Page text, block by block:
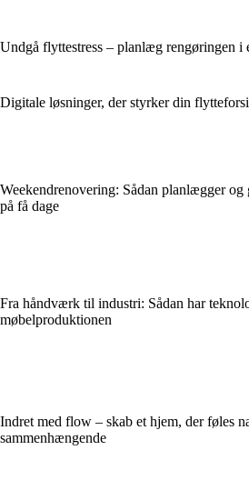
Undgå flyttestress – planlæg rengøringen i
Digitale løsninger, der styrker din
Weekendrenovering: Sådan planlægger og
på få dage
Fra håndværk til industri: Sådan har
møbelproduktionen
Indret med flow – skab et hjem, der føles
sammenhængende